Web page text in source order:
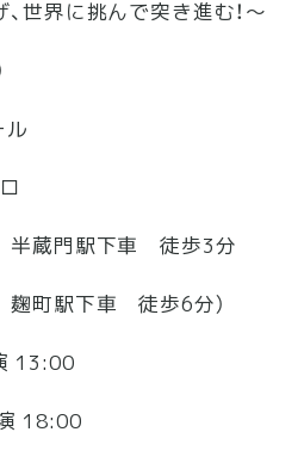
世界に挑んで突き進む！～
ル
駅下車 徒歩3分
下車 徒歩6分）
13:00
18:00